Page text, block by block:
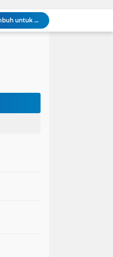
Polsek Kandis dan Petani Bersinergi, Jaga Jagung Tetap Tumbuh untuk Ketahanan Pangan
PMK